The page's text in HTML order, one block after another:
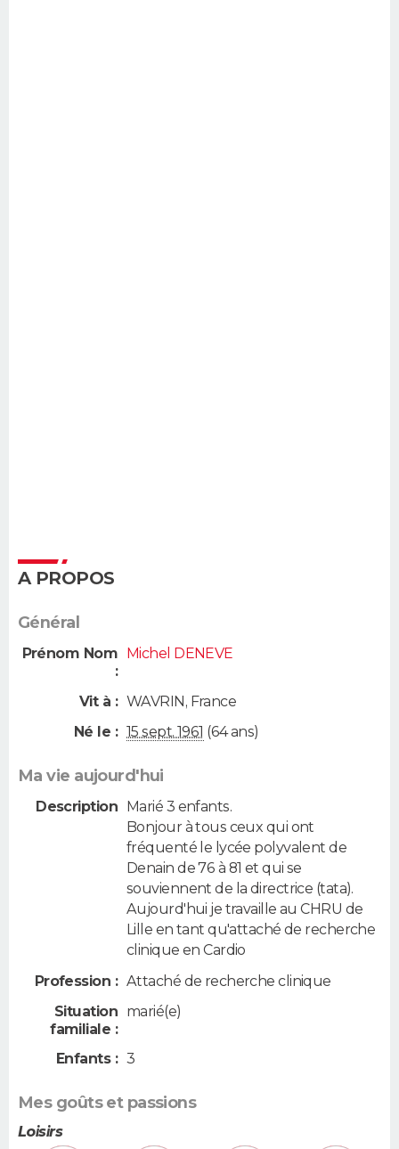
A PROPOS
Général
Prénom Nom
:
Michel DENEVE
Vit à : WAVRIN, France
Né le : 15 sept. 1961 (64 ans)
Ma vie aujourd'hui
Description
Marié 3 enfants.
Bonjour à tous ceux qui ont
fréquenté le lycée polyvalent de
Denain de 76 à 81 et qui se
souviennent de la directrice (tata).
Aujourd'hui je travaille au CHRU de
Lille en tant qu'attaché de recherche
clinique en Cardio
Profession : Attaché de recherche clinique
Situation
familiale :
marié(e)
Enfants : 3
Mes goûts et passions
Loisirs